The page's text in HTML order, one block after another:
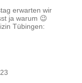
erwarten wir
ja warum 😉
Tübingen: